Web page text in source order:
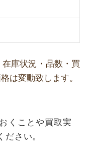
庫状況・品数・買
は変動致します。
くことや買取実
ださい。